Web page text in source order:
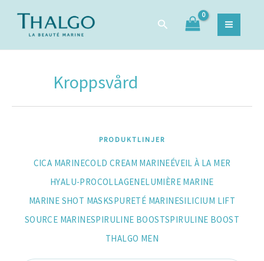
innehåll
Sök
Kroppsvård
PRODUKTLINJER
CICA MARINECOLD CREAM MARINEÉVEIL À LA MER
HYALU-PROCOLLAGENELUMIÈRE MARINE
MARINE SHOT MASKSPURETÉ MARINESILICIUM LIFT
SOURCE MARINESPIRULINE BOOSTSPIRULINE BOOST
THALGO MEN
efter:
efter
popularitet